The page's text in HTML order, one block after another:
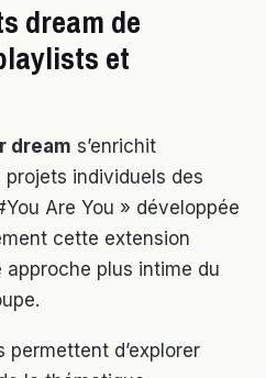
dream de
et
dream s’enrichit
individuels des
Are You » développée
cette extension
plus intime du
permettent d’explorer